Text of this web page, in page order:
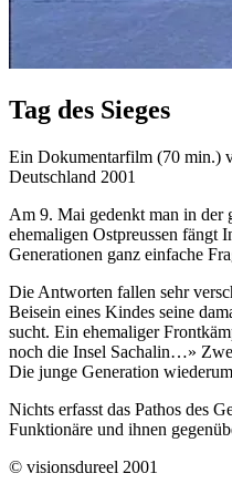
Tag des Sieges
Ein Dokumentarfilm (70 min.)
Deutschland 2001
Am 9. Mai gedenkt man in der
ehemaligen Ostpreussen fängt
Generationen ganz einfache
Die Antworten fallen sehr
Beisein eines Kindes seine
sucht. Ein ehemaliger
noch die Insel Sachalin…»
Die junge Generation
Nichts erfasst das Pathos des
Funktionäre und ihnen
© visionsdureel 2001